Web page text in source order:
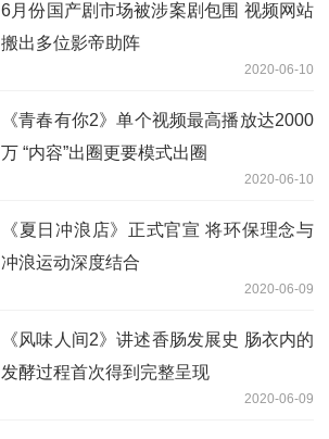
6月份国产剧市场被涉案剧包围 视频网站
搬出多位影帝助阵
2020-06-10
《青春有你2》单个视频最高播放达2000
万 “内容”出圈更要模式出圈
2020-06-10
《夏日冲浪店》正式官宣 将环保理念与
冲浪运动深度结合
2020-06-09
《风味人间2》讲述香肠发展史 肠衣内的
发酵过程首次得到完整呈现
2020-06-09